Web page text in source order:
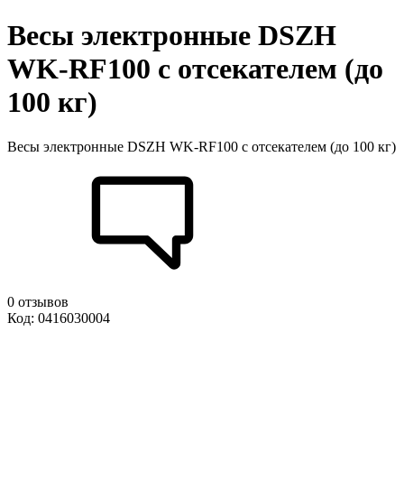
Весы электронные DSZH
WK-RF100 с отсекателем (до
100 кг)
Весы электронные DSZH WK-RF100 с отсекателем (до 100 кг)
0 отзывов
Код: 0416030004